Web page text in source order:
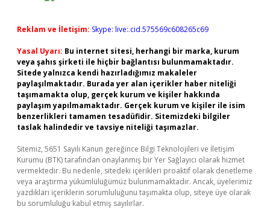
Reklam ve İletişim: Skype: live:.cid.575569c608265c69
Yasal Uyarı: Bu internet sitesi, herhangi bir marka, kurum
veya şahıs şirketi ile hiçbir bağlantısı bulunmamaktadır.
Sitede yalnızca kendi hazırladığımız makaleler
paylaşılmaktadır. Burada yer alan içerikler haber niteliği
taşımamakta olup, gerçek kurum ve kişiler hakkında
paylaşım yapılmamaktadır. Gerçek kurum ve kişiler ile isim
benzerlikleri tamamen tesadüfidir. Sitemizdeki bilgiler
taslak halindedir ve tavsiye niteliği taşımazlar.
Sitemiz, 5651 Sayılı Kanun gereğince Bilgi Teknolojileri ve İletişim
Kurumu (BTK) tarafından onaylanmış bir Yer Sağlayıcı olarak hizmet
vermektedir. Bu nedenle, sitedeki içerikleri proaktif olarak denetleme
veya araştırma yükümlülüğümüz bulunmamaktadır. Ancak, üyelerimiz
yazdıkları içeriklerin sorumluluğunu taşımakta olup, siteye üye olarak
bu sorumluluğu kabul etmiş sayılırlar.